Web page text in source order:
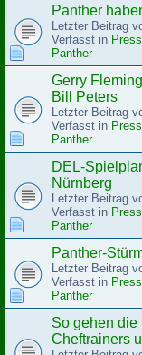
Panther
Letzter Beitrag
Verfasst in
Panther
Gerry
Bill Peters
Letzter Beitrag
Verfasst in
Panther
DEL-
Nürnberg
Letzter Beitrag
Verfasst in
Panther
Panther-
Letzter Beitrag
Verfasst in
Panther
So gehen die
Cheftrainers